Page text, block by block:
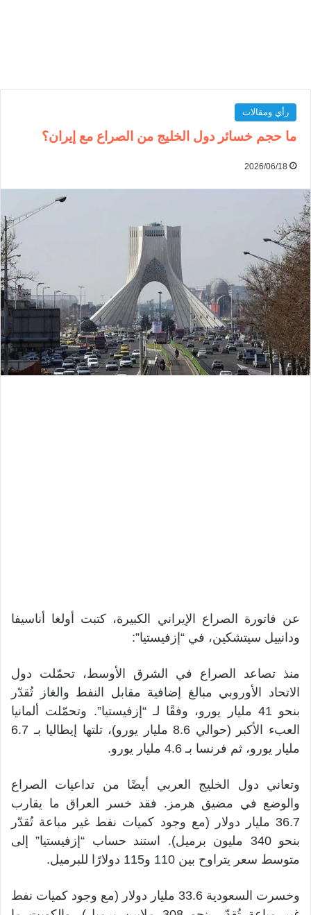
رأي ومقالات
ما حجم خسائر دول الخليج من الصراع مع إيران؟
2026/06/18
عن فاتورة الصراع الإيراني الكبيرة، كتبت أولغا أناسيفا
ودانييل سيتشكين، في “إزفيستيا”:
منذ تصاعد الصراع في الشرق الأوسط، تحمّلت دول
الاتحاد الأوروبي مبالغ إضافية مقابل النفط والغاز تُقدّر
بنحو 41 مليار يورو، وفقًا لـ “إزفيستيا”. وتحمّلت ألمانيا
العبء الأكبر (حوالي 8.6 مليار يورو)، تلتها إيطاليا بـ 6.7
مليار يورو، ثم فرنسا بـ 4.6 مليار يورو.
وتعاني دول الخليج العربي أيضًا من تداعيات الصراع
والوضع في مضيق هرمز. فقد خسر العراق ما يقارب
36.7 مليار دولار (مع وجود كميات نفط غير مباعة تُقدّر
بنحو 340 مليون برميل). استند حساب “إزفيستيا” إلى
متوسط ​​سعر يتراوح بين 110 و115 دولارًا للبرميل.
وخسرت السعودية 33.6 مليار دولار (مع وجود كميات نفط